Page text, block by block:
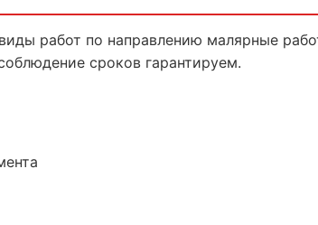
работ по направлению малярные
сроков гарантируем.